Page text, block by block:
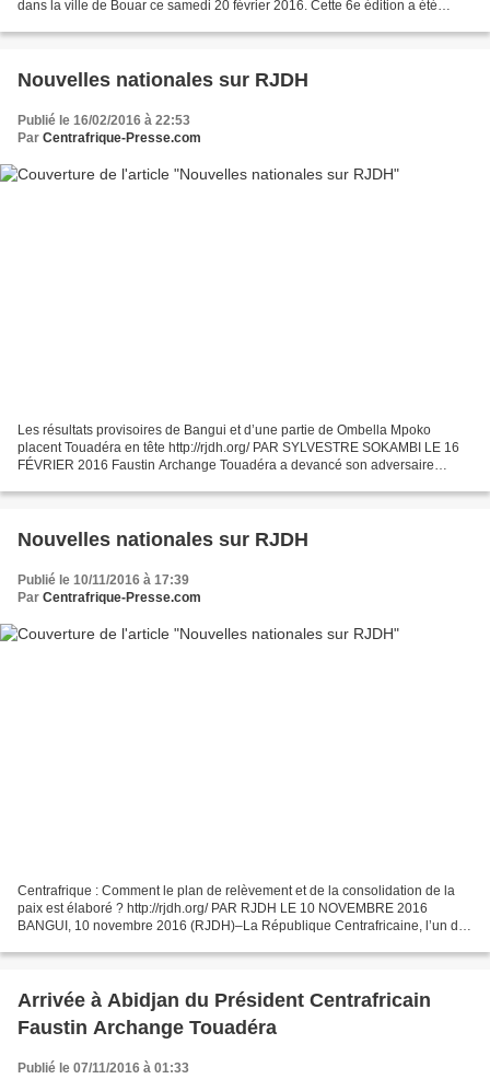
dans la ville de Bouar ce samedi 20 février 2016. Cette 6e édition a été
Nouvelles nationales sur RJDH
Publié le 16/02/2016 à 22:53
Par Centrafrique-Presse.com
Les résultats provisoires de Bangui et d’une partie de Ombella Mpoko
placent Touadéra en tête http://rjdh.org/ PAR SYLVESTRE SOKAMBI LE 16
FÉVRIER 2016 Faustin Archange Touadéra a devancé son adversaire
Nouvelles nationales sur RJDH
Publié le 10/11/2016 à 17:39
Par Centrafrique-Presse.com
Centrafrique : Comment le plan de relèvement et de la consolidation de la
paix est élaboré ? http://rjdh.org/ PAR RJDH LE 10 NOVEMBRE 2016
BANGUI, 10 novembre 2016 (RJDH)–La République Centrafricaine, l’un des
Arrivée à Abidjan du Président Centrafricain
Faustin Archange Touadéra
Publié le 07/11/2016 à 01:33